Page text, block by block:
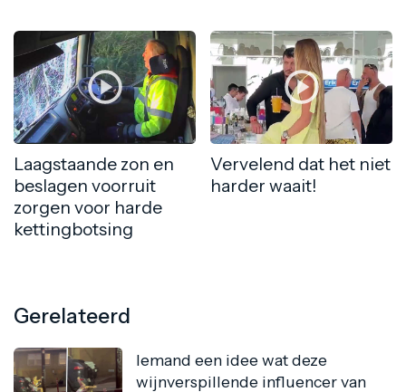
Laagstaande zon en
beslagen voorruit
zorgen voor harde
kettingbotsing
Vervelend dat het niet
harder waait!
Gerelateerd
Iemand een idee wat deze
wijnverspillende influencer van